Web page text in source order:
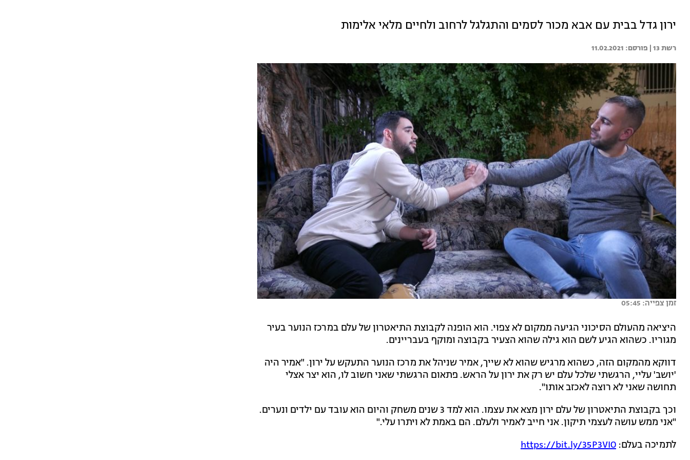
ירון גדל בבית עם אבא מכור לסמים והתגלגל לרחוב ולחיים מלאי אלימות
רשת 13 | 11.02.2021
זמן צפייה: 05:45
היציאה מהעולם הסיכוני הגיעה ממקום לא צפוי. הוא הופנה לקבוצת התיאטרון של עלם במרכז הנוער בעיר
מגוריו. כשהוא הגיע לשם הוא גילה שהוא הצעיר בקבוצה ומוקף בעבריינים.
דווקא מהמקום הזה, כשהוא מרגיש שהוא לא שייך, אמיר שניהל את מרכז הנוער התעקש על ירון. "אמיר היה
'יושב' עליי, הרגשתי שלכל עלם יש רק את ירון על הראש. פתאום הרגשתי שאני חשוב לו, הוא יצר אצלי
תחושה שאני לא רוצה לאכזב אותו".
וכך בקבוצת התיאטרון של עלם ירון מצא את עצמו. הוא למד 3 שנים משחק והיום הוא עובד עם ילדים ונערים.
"אני ממש עושה לעצמי תיקון. אני חייב לאמיר ולעלם. הם באמת לא ויתרו עלי."
לתמיכה בעלם: https://bit.ly/35P3VIO